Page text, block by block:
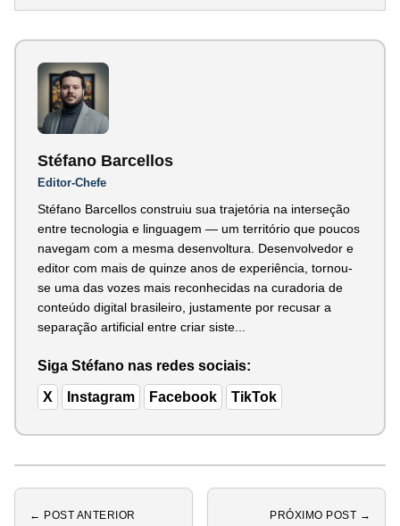
Stéfano Barcellos
Editor-Chefe
Stéfano Barcellos construiu sua trajetória na interseção
entre tecnologia e linguagem — um território que poucos
navegam com a mesma desenvoltura. Desenvolvedor e
editor com mais de quinze anos de experiência, tornou-
se uma das vozes mais reconhecidas na curadoria de
conteúdo digital brasileiro, justamente por recusar a
separação artificial entre criar siste...
Siga Stéfano nas redes sociais:
X Instagram Facebook TikTok
← POST ANTERIOR PRÓXIMO POST →